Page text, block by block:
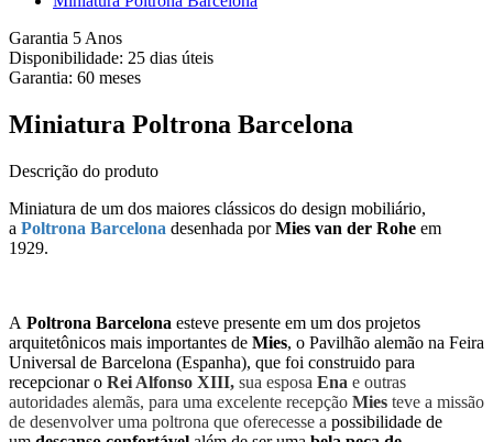
Garantia 5 Anos
Disponibilidade: 25 dias úteis
Garantia: 60 meses
Miniatura Poltrona Barcelona
Descrição do produto
Miniatura de um dos maiores clássicos do design mobiliário,
a Poltrona Barcelona desenhada porMies van der Rohe em
1929.
A Poltrona Barcelona esteve presente em um dos projetos
arquitetônicos mais importantes de Mies, o Pavilhão alemão na Feira
Universal de Barcelona (Espanha), que foi construido para
recepcionar o Rei Alfonso XIII, sua esposa Ena e outras
autoridades alemãs, para uma excelente recepção Mies teve a missão
de desenvolver uma poltrona que oferecesse a possibilidade de